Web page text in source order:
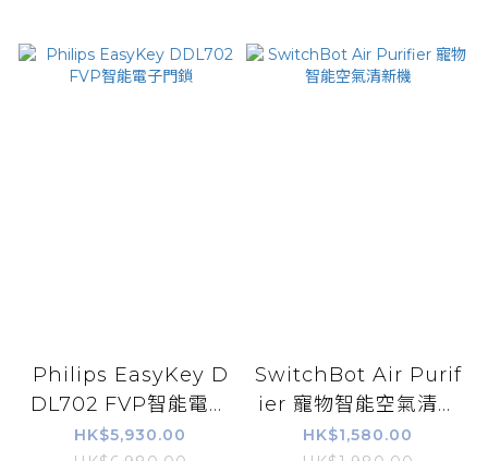
Philips EasyKey D
DL702 FVP智能電子
門鎖
HK$5,930.00
SwitchBot Air Purif
ier 寵物智能空氣清新
機
HK$1,580.00